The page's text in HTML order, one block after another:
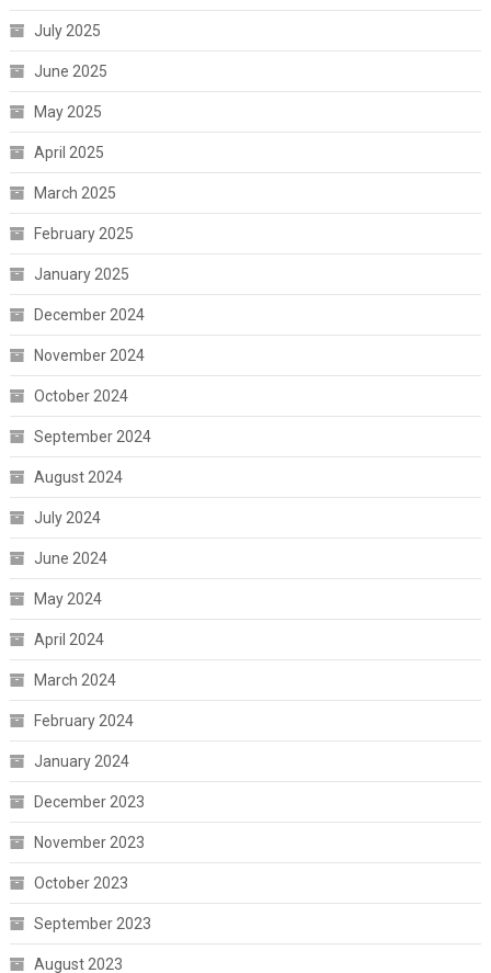
July 2025
June 2025
May 2025
April 2025
March 2025
February 2025
January 2025
December 2024
November 2024
October 2024
September 2024
August 2024
July 2024
June 2024
May 2024
April 2024
March 2024
February 2024
January 2024
December 2023
November 2023
October 2023
September 2023
August 2023